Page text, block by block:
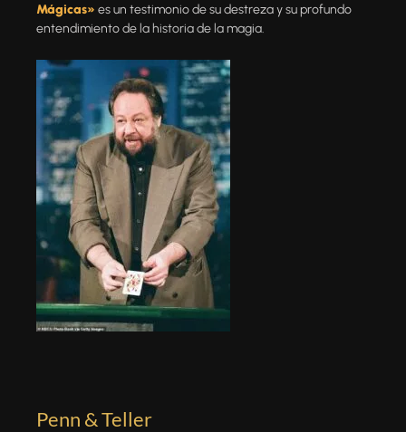
Mágicas» es un testimonio de su destreza y su profundo
entendimiento de la historia de la magia.
Penn & Teller